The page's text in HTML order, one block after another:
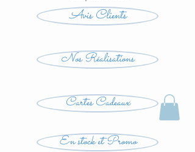
Avis Clients
Nos Réalisations
Cartes Cadeaux
En stock et Promo